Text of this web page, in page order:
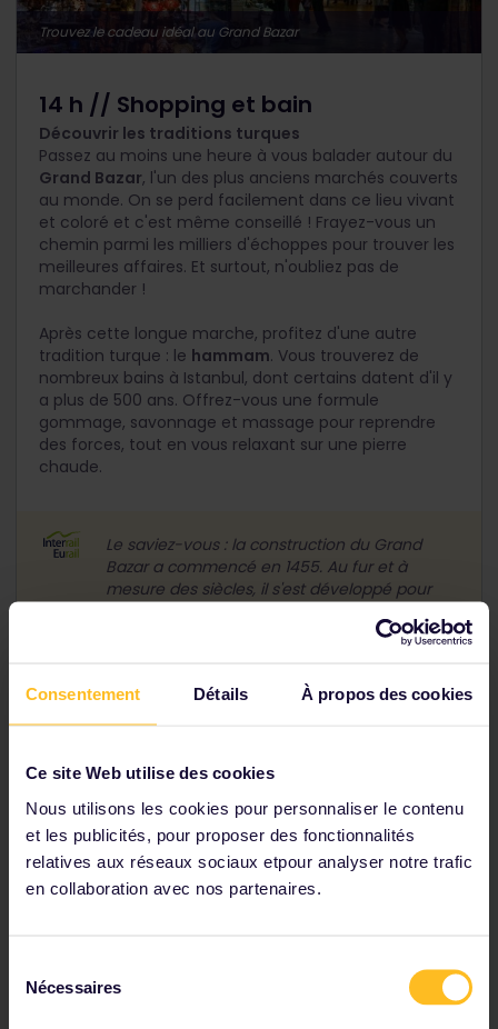
Consentement Détails À propos des cookies
Ce site Web utilise des cookies
Nous utilisons les cookies pour personnaliser le contenu
et les publicités, pour proposer des fonctionnalités
relatives aux réseaux sociaux etpour analyser notre trafic
en collaboration avec nos partenaires.
Nécessaires
Trouvez le cadeau idéal au Grand Bazar
14 h // Shopping et bain
Découvrir les traditions turques
Passez au moins une heure à vous balader autour du
Grand Bazar, l'un des plus anciens marchés couverts
au monde. On se perd facilement dans ce lieu vivant
et coloré et c'est même conseillé ! Frayez-vous un
chemin parmi les milliers d'échoppes pour trouver les
meilleures affaires. Et surtout, n'oubliez pas de
marchander !
Après cette longue marche, profitez d'une autre
tradition turque : le hammam. Vous trouverez de
nombreux bains à Istanbul, dont certains datent d'il y
a plus de 500 ans. Offrez-vous une formule
gommage, savonnage et massage pour reprendre
des forces, tout en vous relaxant sur une pierre
chaude.
Le saviez-vous : la construction du Grand
Bazar a commencé en 1455. Au fur et à
mesure des siècles, il s'est développé pour
La Tour de Léandre dans le détroit du Bosphore